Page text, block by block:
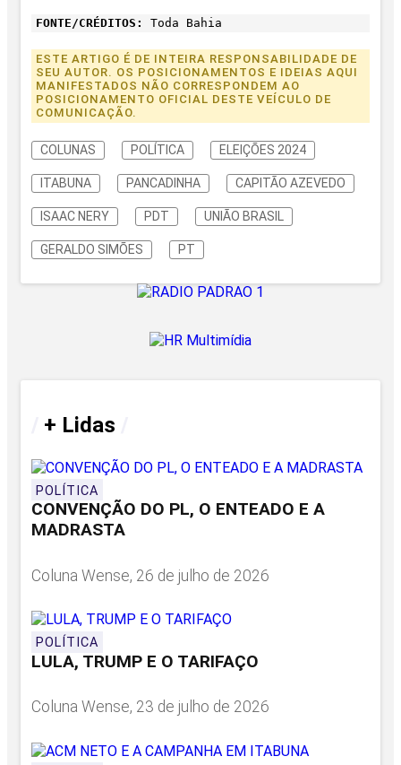
FONTE/CRÉDITOS: Toda Bahia
ESTE ARTIGO É DE INTEIRA RESPONSABILIDADE DE
SEU AUTOR. OS POSICIONAMENTOS E IDEIAS AQUI
MANIFESTADOS NÃO CORRESPONDEM AO
POSICIONAMENTO OFICIAL DESTE VEÍCULO DE
COMUNICAÇÃO.
COLUNAS POLÍTICA ELEIÇÕES 2024
ITABUNA PANCADINHA CAPITÃO AZEVEDO
ISAAC NERY PDT UNIÃO BRASIL
GERALDO SIMÕES PT
+ Lidas
POLÍTICA
CONVENÇÃO DO PL, O ENTEADO E A
MADRASTA
Coluna Wense, 26 de julho de 2026
POLÍTICA
LULA, TRUMP E O TARIFAÇO
Coluna Wense, 23 de julho de 2026